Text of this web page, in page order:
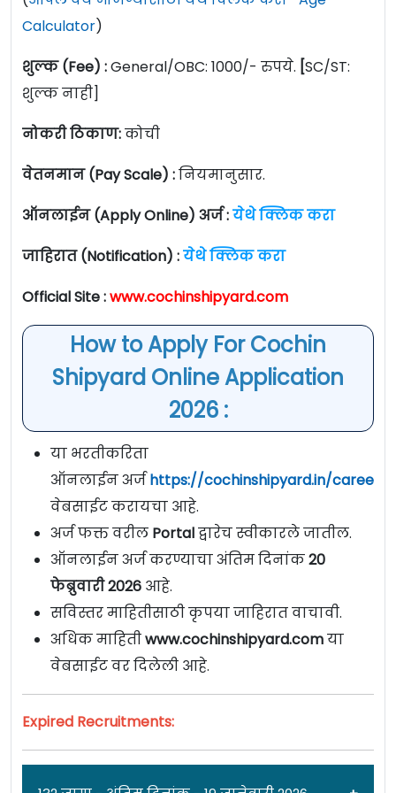
Calculator)
शुल्क (Fee) :General/OBC: 1000/- रुपये. [SC/ST:
शुल्क नाही]
नोकरी ठिकाण:कोची
वेतनमान (Pay Scale) :नियमानुसार.
ऑनलाईन (Apply Online) अर्ज :येथे क्लिक करा
जाहिरात (Notification) :येथे क्लिक करा
Official Site :www.cochinshipyard.com
How to Apply For Cochin
Shipyard Online Application
2026 :
या भरतीकरिता
ऑनलाईन अर्जhttps://cochinshipyard.in/
वेबसाईट करायचा आहे.
अर्ज फक्त वरील Portalद्वारेच स्वीकारले जातील.
ऑनलाईन अर्ज करण्याचा अंतिम दिनांक20
फेब्रुवारी 2026 आहे.
सविस्तर माहितीसाठी कृपया जाहिरात वाचावी.
अधिक माहितीwww.cochinshipyard.comया
वेबसाईट वर दिलेली आहे.
Expired Recruitments: